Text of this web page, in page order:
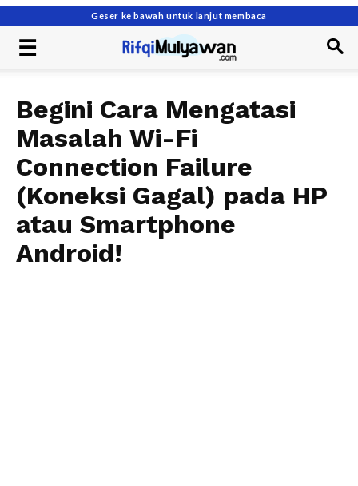
Geser ke bawah untuk lanjut membaca
Begini Cara Mengatasi
Masalah Wi-Fi
Connection Failure
(Koneksi Gagal) pada HP
atau Smartphone
Android!